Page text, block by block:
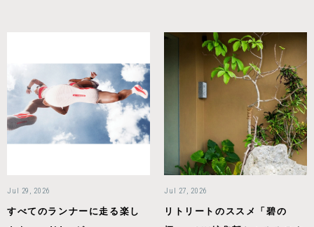
Jul 29, 2026
すべてのランナーに走る楽し
Jul 27, 2026
リトリートのススメ「碧の